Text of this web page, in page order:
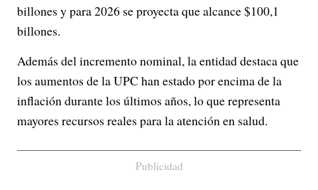
billones y para 2026 se proyecta que alcance $100,1
billones.
Además del incremento nominal, la entidad destaca que
los aumentos de la UPC han estado por encima de la
inflación durante los últimos años, lo que representa
mayores recursos reales para la atención en salud.
Publicidad